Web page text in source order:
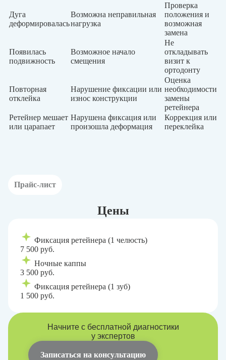
Дуга
деформировалась
Возможна неправильная
нагрузка
Проверка
положения и
возможная
замена
Появилась
подвижность
Возможное начало
смещения
Не
откладывать
визит к
ортодонту
Повторная
отклейка
Нарушение фиксации или
износ конструкции
Оценка
необходимости
замены
ретейнера
Ретейнер мешает
или царапает
Нарушена фиксация или
произошла деформация
Коррекция или
переклейка
Прайс-лист
Цены
Фиксация ретейнера (1 челюсть)
7 500 руб.
Ночные каппы
3 500 руб.
Фиксация ретейнера (1 зуб)
1 500 руб.
Начните с бесплатной диагностики
у экспертов
Записаться на консультацию